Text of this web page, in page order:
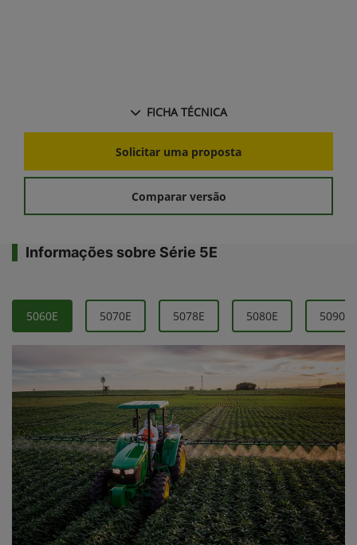
FICHA TÉCNICA
Solicitar uma proposta
Comparar versão
Informações sobre Série 5E
5060E 5070E 5078E 5080E 5090E